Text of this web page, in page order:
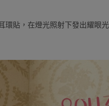
環貼，在燈光照射下發出耀眼